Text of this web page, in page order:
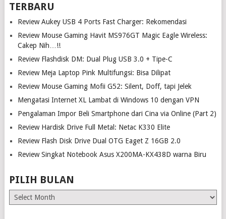
TERBARU
Review Aukey USB 4 Ports Fast Charger: Rekomendasi
Review Mouse Gaming Havit MS976GT Magic Eagle Wireless:
Cakep Nih…!!
Review Flashdisk DM: Dual Plug USB 3.0 + Tipe-C
Review Meja Laptop Pink Multifungsi: Bisa Dilipat
Review Mouse Gaming Mofii G52: Silent, Doff, tapi Jelek
Mengatasi Internet XL Lambat di Windows 10 dengan VPN
Pengalaman Impor Beli Smartphone dari Cina via Online (Part 2)
Review Hardisk Drive Full Metal: Netac K330 Elite
Review Flash Disk Drive Dual OTG Eaget Z 16GB 2.0
Review Singkat Notebook Asus X200MA-KX438D warna Biru
PILIH BULAN
Pilih
Bulan